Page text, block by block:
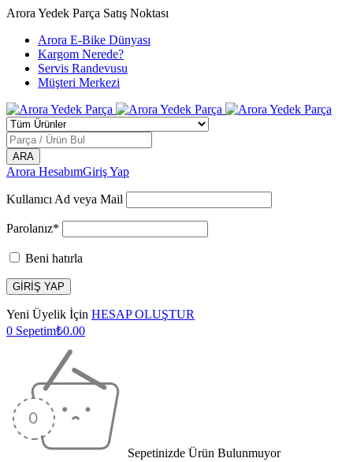
Arora Yedek Parça Satış Noktası
Arora E-Bike Dünyası
Kargom Nerede?
Servis Randevusu
Müşteri Merkezi
Arora HesabımGiriş Yap
Kullanıcı Ad veya Mail
Parolanız*
Beni hatırla
Yeni Üyelik İçin HESAP OLUŞTUR
0 Sepetim₺0.00
Sepetinizde Ürün Bulunmuyor